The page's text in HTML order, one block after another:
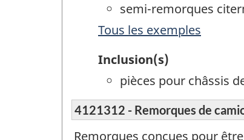
semi-remorques
Tous les exemples
Inclusion(s)
pièces pour châssis
4121312 - Remorques de
Remorques conçues pour